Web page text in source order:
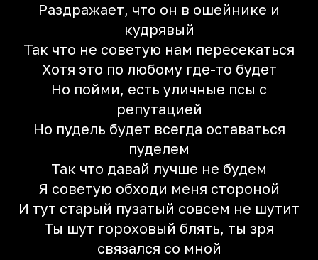
Раздражает, что он в ошейнике и
кудрявый
Так что не советую нам пересекаться
Хотя это по любому где-то будет
Но пойми, есть уличные псы с
репутацией
Но пудель будет всегда оставаться
пуделем
Так что давай лучше не будем
Я советую обходи меня стороной
И тут старый пузатый совсем не шутит
Ты шут гороховый блять, ты зря
связался со мной